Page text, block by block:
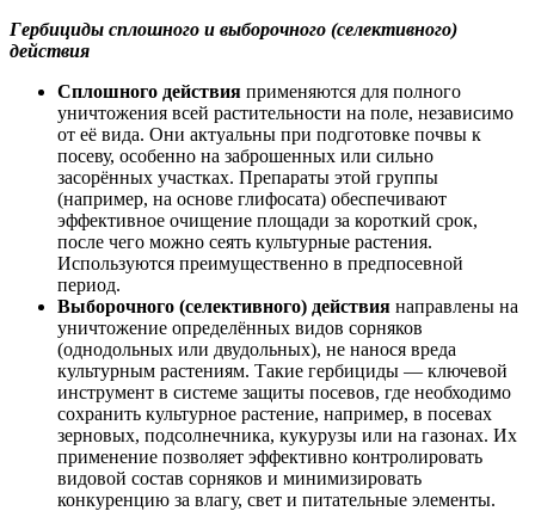
Гербициды сплошного и выборочного (селективного)
действия
Сплошного действия применяются для полного
уничтожения всей растительности на поле, независимо
от её вида. Они актуальны при подготовке почвы к
посеву, особенно на заброшенных или сильно
засорённых участках. Препараты этой группы
(например, на основе глифосата) обеспечивают
эффективное очищение площади за короткий срок,
после чего можно сеять культурные растения.
Используются преимущественно в предпосевной
период.
Выборочного (селективного) действия направлены на
уничтожение определённых видов сорняков
(однодольных или двудольных), не нанося вреда
культурным растениям. Такие гербициды — ключевой
инструмент в системе защиты посевов, где необходимо
сохранить культурное растение, например, в посевах
зерновых, подсолнечника, кукурузы или на газонах. Их
применение позволяет эффективно контролировать
видовой состав сорняков и минимизировать
конкуренцию за влагу, свет и питательные элементы.